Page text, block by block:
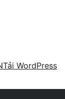
Tải WordPress